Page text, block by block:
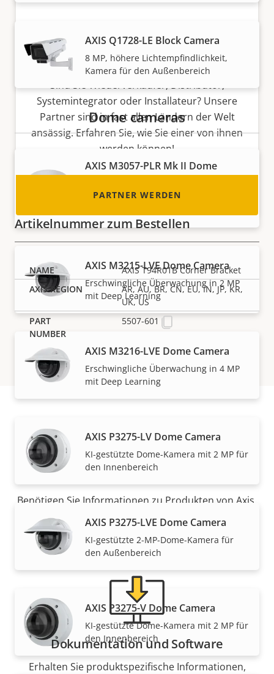
AXIS Q1728-LE Block Camera
8 MP, höhere Lichtempfindlichkeit,
Kamera für den Außenbereich
Dome cameras
AXIS M3057-PLR Mk II Dome
Interne Dome-Kamera mit 6 MP und
AXIS M3215-LVE Dome Camera
Erschwingliche Überwachung in 2 MP
mit Deep Learning
AXIS M3216-LVE Dome Camera
Erschwingliche Überwachung in 4 MP
mit Deep Learning
AXIS P3275-LV Dome Camera
KI-gestützte Dome-Kamera mit 2 MP für
den Innenbereich
AXIS P3275-LVE Dome Camera
KI-gestützte 2-MP-Dome-Kamera für
den Außenbereich
AXIS P3275-V Dome Camera
KI-gestützte Dome-Kamera mit 2 MP für
den Innenbereich
Partner werden
Sind Sie Wiederverkäufer, Distributor,
Systemintegrator oder Installateur? Unsere
Partner sind in fast allen Ländern der Welt
ansässig. Erfahren Sie, wie Sie einer von ihnen
werden können!
PARTNER WERDEN
Artikelnummer zum Bestellen
AXIS T94R01B Corner Bracket
AR, AU, BR, CN, EU, IN, JP, KR,
UK, US
5507-601
Support und
Ressourcen
Benötigen Sie Informationen zu Produkten von Axis,
Software oder Hilfe von einem unserer Experten?
Dokumentation und Software
Erhalten Sie produktspezifische Informationen,